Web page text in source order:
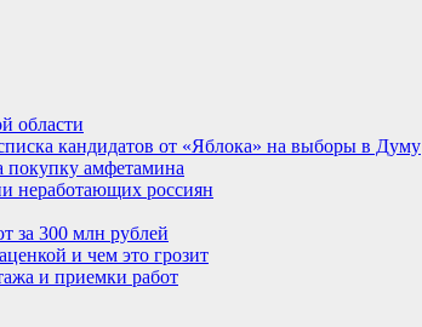
области
кандидатов от «Яблока» на выборы в Думу
амфетамина
неработающих россиян
за 300 млн рублей
и чем это грозит
и приемки работ